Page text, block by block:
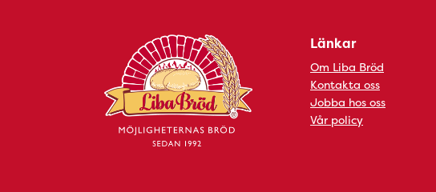
Länkar
Om Liba Bröd
Kontakta oss
Jobba hos oss
Vår policy